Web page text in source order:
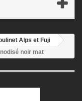
Alps et Fuji
noir mat